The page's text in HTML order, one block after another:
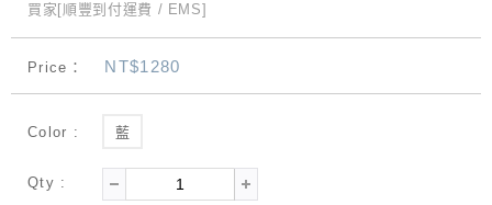
買家[順豐到付運費 / EMS]
Price： NT$1280
Color : 藍
Qty :